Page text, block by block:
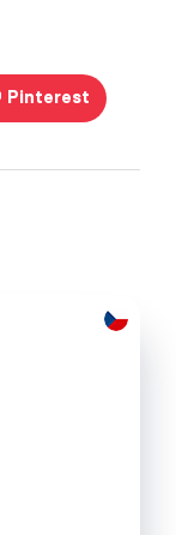
Pinterest